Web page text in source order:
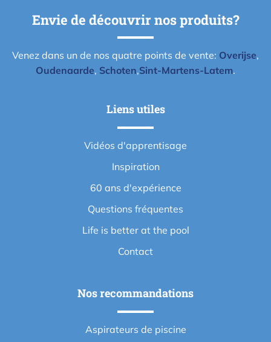
Envie de découvrir nos produits?
Venez dans un de nos quatre points de vente: Overijse,
Oudenaarde, Schoten,Sint-Martens-Latem.
Liens utiles
Vidéos d'apprentisage
Inspiration
60 ans d'expérience
Questions fréquentes
Life is better at the pool
Contact
Nos recommandations
Aspirateurs de piscine